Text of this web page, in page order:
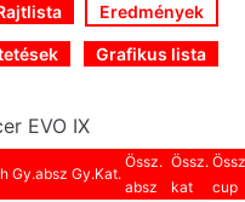
Eredmények
Grafikus lista
EVO IX
Gy.absz Gy.Kat.
Össz.
absz
Össz.
kat
cup